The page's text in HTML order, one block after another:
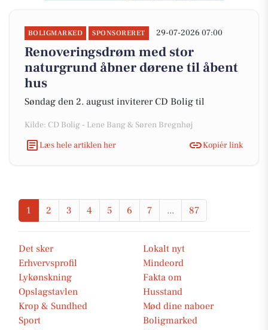
BOLIGMARKED SPONSORERET 29-07-2026 07:00
Renoveringsdrøm med stor
naturgrund åbner dørene til åbent
hus
Søndag den 2. august inviterer CD Bolig til
Kilde: CD Bolig - Lene Bang & Søren Bregnhøj
Læs hele artiklen her
Kopiér link
1 2 3 4 5 6 7 ... 87
Det sker
Lokalt nyt
Erhvervsprofil
Mindeord
Lykønskning
Fakta om
Opslagstavlen
Husstand
Krop & Sundhed
Mød dine naboer
Sport
Boligmarked